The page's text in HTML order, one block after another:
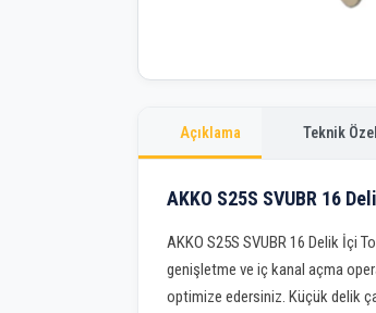
Açıklama Teknik
AKKO S25S SVUBR 16
AKKO S25S SVUBR 16 Delik İçi
genişletme ve iç kanal açma
optimize edersiniz. Küçük delik